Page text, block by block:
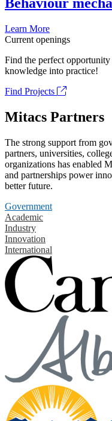
Learn More
Current openings
Find the perfect
knowledge into practice!
Find Projects
Mitacs Partners
The strong support from
partners, universities,
organizations has enabled
and partnerships power
better future.
Government
Academic
Industry
Innovation
International